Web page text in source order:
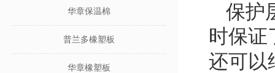
华章保温棉
普兰多橡塑板
华章橡塑板
保护
时保证
还可以